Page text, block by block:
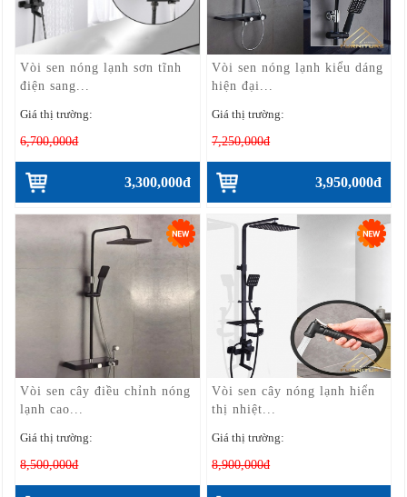
Vòi sen nóng lạnh sơn tĩnh
điện sang...
Giá thị trường:
6,700,000đ
3,300,000đ
Vòi sen nóng lạnh kiểu dáng
hiện đại...
Giá thị trường:
7,250,000đ
3,950,000đ
Vòi sen cây điều chỉnh nóng
lạnh cao...
Giá thị trường:
8,500,000đ
Vòi sen cây nóng lạnh hiển
thị nhiệt...
Giá thị trường:
8,900,000đ